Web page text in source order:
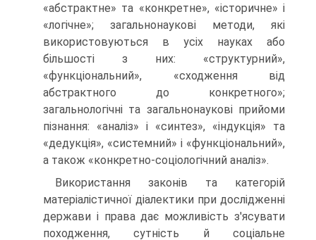
«абстрактне» та «конкретне», «історичне» і
«логічне»; загальнонаукові методи, які
використовуються в усіх науках або
більшості з них: «структурний»,
«функціональний», «сходження від
абстрактного до конкретного»;
загальнологічні та загальнонаукові прийоми
пізнання: «аналіз» і «синтез», «індукція» та
«дедукція», «системний» і «функціональний»,
а також «конкретно-соціологічний аналіз».
Використання законів та категорій
матеріалістичної діалектики при дослідженні
держави і права дає можливість з'ясувати
походження, сутність й соціальне